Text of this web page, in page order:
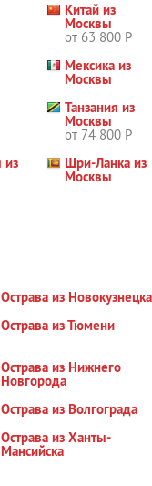
Китай из
Москвы
от 63 800 Р
Мексика из
Москвы
Танзания из
Москвы
от 74 800 Р
из Шри-Ланка из
Москвы
Острава из Новокузнецка
Острава из Тюмени
Острава из Нижнего
Новгорода
Острава из Волгограда
Острава из Ханты-
Мансийска